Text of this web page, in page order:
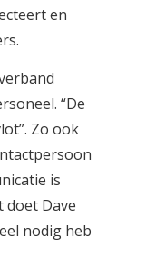
en
“De
Zo ook
is
doet Dave
nodig heb